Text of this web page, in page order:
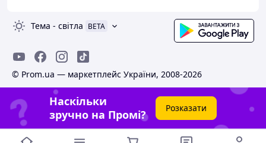
Тема - світла BETA
© Prom.ua — маркетплейс України, 2008-2026
Наскільки
зручно на Промі?
Розказати